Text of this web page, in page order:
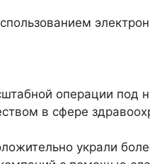
операции под
в сфере
украли